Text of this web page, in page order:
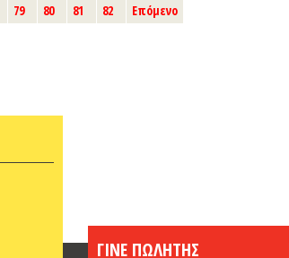
79 80 81 82 Επόμενο
ΓΙΝΕ ΠΩΛΗΤΗΣ